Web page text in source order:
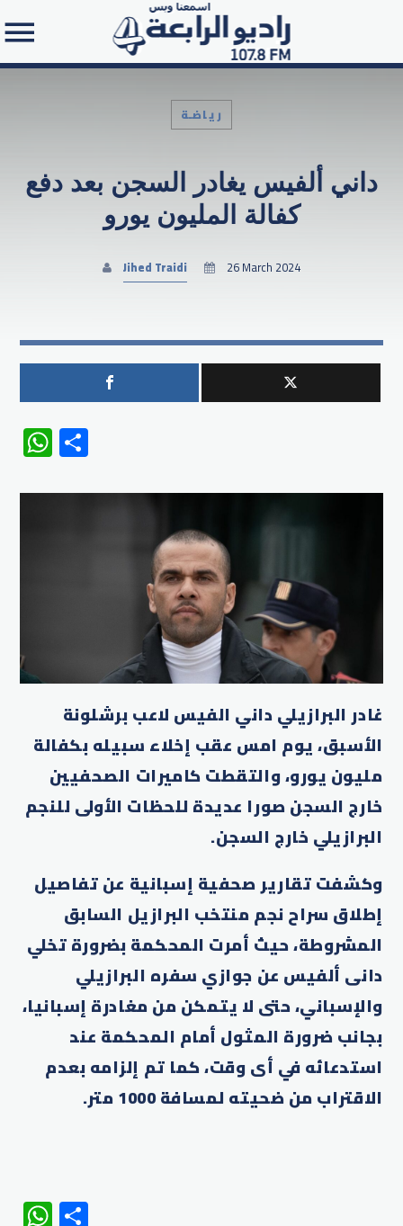
Search in the website:
رياضـة
داني ألفيس يغادر السجن بعد دفع
كفالة المليون يورو
Jihed Traidi 26 March 2024
WhatsApp
غادر البرازيلي داني الفيس لاعب برشلونة
الأسبق، يوم امس عقب إخلاء سبيله بكفالة
مليون يورو، والتقطت كاميرات الصحفيين
خارج السجن صورا عديدة للحظات الأولى للنجم
البرازيلي خارج السجن.
وكشفت تقارير صحفية إسبانية عن تفاصيل
إطلاق سراح نجم منتخب البرازيل السابق
المشروطة، حيث أمرت المحكمة بضرورة تخلي
دانى ألفيس عن جوازي سفره البرازيلي
والإسباني، حتى لا يتمكن من مغادرة إسبانيا،
بجانب ضرورة المثول أمام المحكمة عند
استدعائه في أى وقت، كما تم إلزامه بعدم
الاقتراب من ضحيته لمسافة 1000 متر
.